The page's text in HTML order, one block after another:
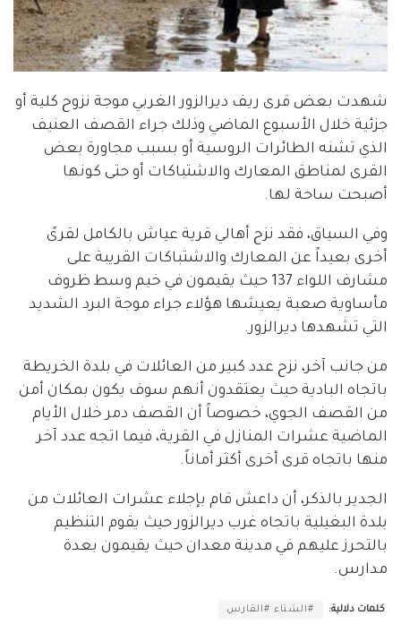
شهدت بعض قرى ريف ديرالزور الغربي موجة نزوح كلية أو
جزئية خلال الأسبوع الماضي وذلك جراء القصف العنيف
الذي تشنه الطائرات الروسية أو بسبب مجاورة بعض
القرى لمناطق المعارك والاشتباكات أو حتى كونها
أصبحت ساحة لها.
وفي السياق، فقد نزح أهالي قرية عياش بالكامل لقرىً
أخرى بعيداً عن المعارك والاشتباكات القريبة على
مشارف اللواء 137 حيث يقيمون في خيم وسط ظروف
مأساوية صعبة يعيشها هؤلاء جراء موجة البرد الشديد
التي تشهدها ديرالزور.
من جانب آخر، نزح عدد كبير من العائلات في بلدة الخريطة
باتجاه البادية حيث يعتقدون أنهم سوف يكون بمكان أمن
من القصف الجوي، خصوصاً أن القصف دمر خلال الأيام
الماضية عشرات المنازل في القرية، فيما اتجه عدد آخر
منها باتجاه قرى أخرى أكثر أماناً.
الجدير بالذكر، أن داعش قام بإجلاء عشرات العائلات من
بلدة البغيلية باتجاه غرب ديرالزور حيث يقوم التنظيم
بالتحرز عليهم في مدينة معدان حيث يقيمون بعدة
مدارس.
كلمات دلالية: #الشتاء #القارس